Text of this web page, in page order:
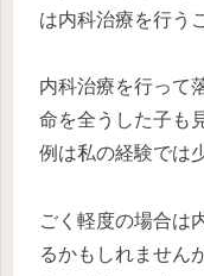
は内科治療を行う
内科治療を行って
命を全うした子も
例は私の経験では
ごく軽度の場合は
るかもしれません